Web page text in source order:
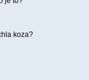
koza?